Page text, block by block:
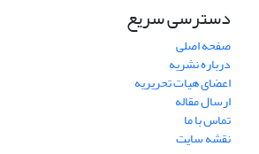
دسترسی سریع
صفحه اصلی
درباره نشریه
اعضای هیات تحریریه
ارسال مقاله
تماس با ما
نقشه سایت